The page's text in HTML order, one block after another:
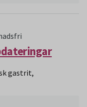
gastrit,